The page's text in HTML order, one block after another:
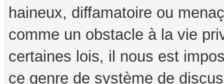
haineux, diffamatoire ou
comme un obstacle à la vie
certaines lois, il nous est
ce genre de système de